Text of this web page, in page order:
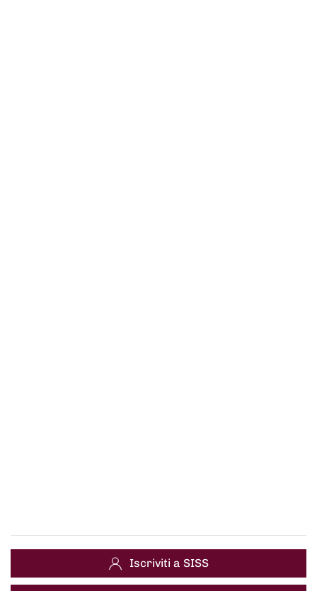
Iscriviti a SISS